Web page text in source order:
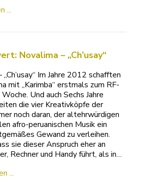
...
Novalima – „Ch’usay“
Im Jahre 2012 schafften
mit „Karimba“ erstmals zum RF-
Und auch Sechs Jahre
die vier Kreativköpfe der
noch daran, der altehrwürdigen
afro-peruanischen Musik ein
Gewand zu verleihen.
sie dieser Anspruch eher an
Rechner und Handy führt, als in…
...